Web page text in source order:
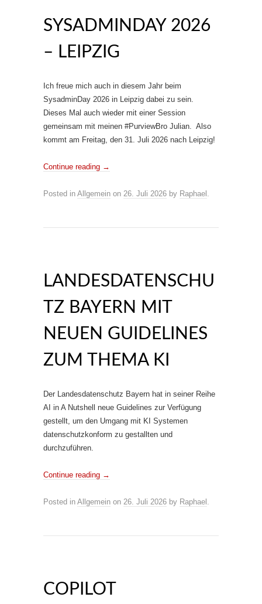
SYSADMINDAY 2026
– LEIPZIG
Ich freue mich auch in diesem Jahr beim
SysadminDay 2026 in Leipzig dabei zu sein.
Dieses Mal auch wieder mit einer Session
gemeinsam mit meinen #PurviewBro Julian. Also
kommt am Freitag, den 31. Juli 2026 nach Leipzig!
Continue reading →
Posted in Allgemein on 26. Juli 2026 by Raphael .
LANDESDATENSCHU
TZ BAYERN MIT
NEUEN GUIDELINES
ZUM THEMA KI
Der Landesdatenschutz Bayern hat in seiner Reihe
AI in A Nutshell neue Guidelines zur Verfügung
gestellt, um den Umgang mit KI Systemen
datenschutzkonform zu gestallten und
durchzuführen.
Continue reading →
Posted in Allgemein on 26. Juli 2026 by Raphael .
COPILOT